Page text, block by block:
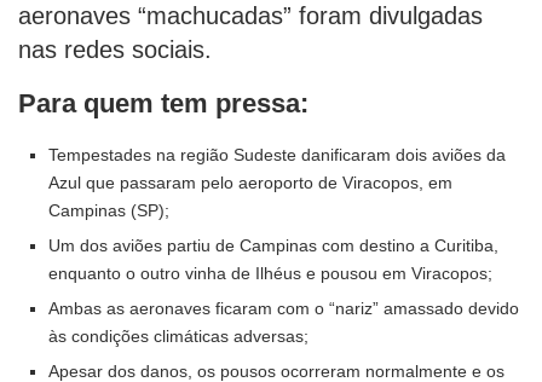
aeronaves “machucadas” foram divulgadas
nas redes sociais.
Para quem tem pressa:
Tempestades na região Sudeste danificaram dois aviões da
Azul que passaram pelo aeroporto de Viracopos, em
Campinas (SP);
Um dos aviões partiu de Campinas com destino a Curitiba,
enquanto o outro vinha de Ilhéus e pousou em Viracopos;
Ambas as aeronaves ficaram com o “nariz” amassado devido
às condições climáticas adversas;
Apesar dos danos, os pousos ocorreram normalmente e os